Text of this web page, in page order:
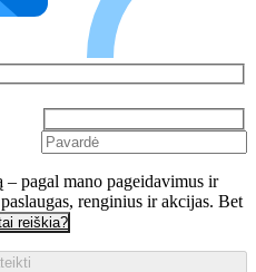
pagal mano pageidavimus ir
renginius ir akcijas. Bet
reiškia?